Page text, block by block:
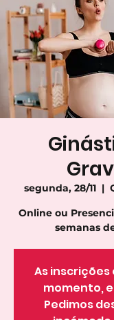
segunda, 28/11
  |
Online ou
semanas
As
momento,
Pedimos